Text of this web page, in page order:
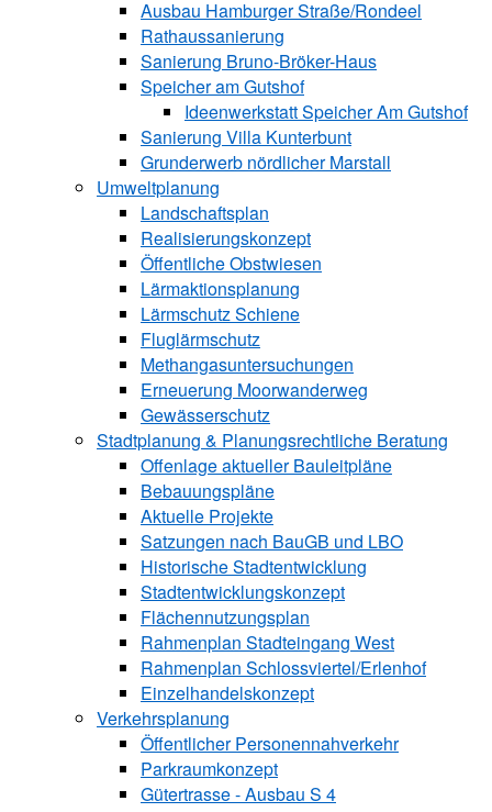
Ausbau Hamburger Straße/Rondeel
Rathaussanierung
Sanierung Bruno-Bröker-Haus
Speicher am Gutshof
Ideenwerkstatt Speicher Am Gutshof
Sanierung Villa Kunterbunt
Grunderwerb nördlicher Marstall
Umweltplanung
Landschaftsplan
Realisierungskonzept
Öffentliche Obstwiesen
Lärmaktionsplanung
Lärmschutz Schiene
Fluglärmschutz
Methangasuntersuchungen
Erneuerung Moorwanderweg
Gewässerschutz
Stadtplanung & Planungsrechtliche Beratung
Offenlage aktueller Bauleitpläne
Bebauungspläne
Aktuelle Projekte
Satzungen ­nach BauGB und LBO
Historische Stadtentwicklung
Stadtentwicklungskonzept
Flächennutzungsplan
Rahmenplan Stadteingang West
Rahmenplan Schlossviertel/Erlenhof
Einzelhandelskonzept
Verkehrsplanung
Öffentlicher Personennahverkehr
Parkraumkonzept
Gütertrasse - Ausbau S 4